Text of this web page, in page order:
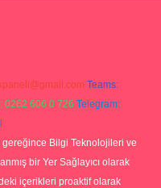
Teams:
0262 606 0 726 Telegram:
gereğince Bilgi Teknolojileri ve
bir Yer Sağlayıcı olarak
içerikleri proaktif olarak